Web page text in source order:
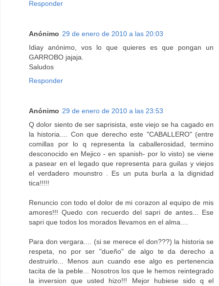
Responder
Anónimo 29 de enero de 2010 a las 20:03
Idiay anónimo, vos lo que quieres es que pongan un
GARROBO jajaja.
Saludos
Responder
Anónimo 29 de enero de 2010 a las 23:53
Q dolor siento de ser saprisista, este viejo se ha cagado en
la historia.... Con que derecho este "CABALLERO" (entre
comillas por lo q representa la caballerosidad, termino
desconocido en Mejico - en spanish- por lo visto) se viene
a pasear en el legado que representa para guilas y viejos
el verdadero mounstro . Es un puta burla a la dignidad
tica!!!!!
Renuncio con todo el dolor de mi corazon al equipo de mis
amores!!! Quedo con recuerdo del sapri de antes... Ese
sapri que todos los morados llevamos en el alma....
Para don vergara.... (si se merece el don???) la historia se
respeta, no por ser "dueño" de algo te da derecho a
destruirlo... Menos aun cuando ese algo es pertenencia
tacita de la peble... Nosotros los que le hemos reintegrado
la inversion que usted hizo!!! Mejor hubiese sido q el